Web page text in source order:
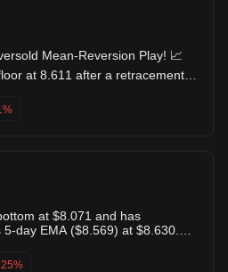
at 8.611 after a retracement
setting up a classic relief
day EMA ($8.569) at $8.630.
regaining control after the long